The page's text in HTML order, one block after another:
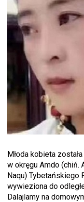
Młoda kobieta
w okręgu Amdo (chiń.
Naqu) Tybetańskiego
wywieziona do
Dalajlamy na